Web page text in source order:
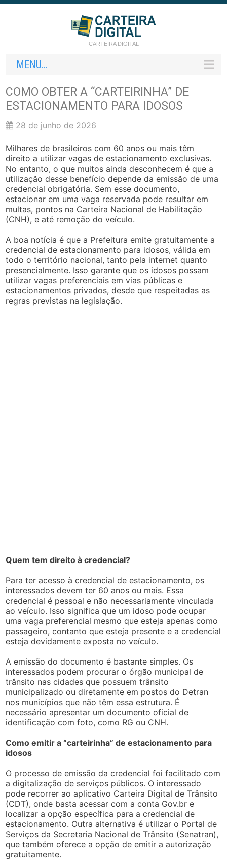
CARTEIRA DIGITAL
MENU...
COMO OBTER A “CARTEIRINHA” DE
ESTACIONAMENTO PARA IDOSOS
28 de junho de 2026
Milhares de brasileiros com 60 anos ou mais têm
direito a utilizar vagas de estacionamento exclusivas.
No entanto, o que muitos ainda desconhecem é que a
utilização desse benefício depende da emissão de uma
credencial obrigatória. Sem esse documento,
estacionar em uma vaga reservada pode resultar em
multas, pontos na Carteira Nacional de Habilitação
(CNH), e até remoção do veículo.
A boa notícia é que a Prefeitura emite gratuitamente a
credencial de estacionamento para idosos, válida em
todo o território nacional, tanto pela internet quanto
presencialmente. Isso garante que os idosos possam
utilizar vagas preferenciais em vias públicas e
estacionamentos privados, desde que respeitadas as
regras previstas na legislação.
Quem tem direito à credencial?
Para ter acesso à credencial de estacionamento, os
interessados devem ter 60 anos ou mais. Essa
credencial é pessoal e não necessariamente vinculada
ao veículo. Isso significa que um idoso pode ocupar
uma vaga preferencial mesmo que esteja apenas como
passageiro, contanto que esteja presente e a credencial
esteja devidamente exposta no veículo.
A emissão do documento é bastante simples. Os
interessados podem procurar o órgão municipal de
trânsito nas cidades que possuem trânsito
municipalizado ou diretamente em postos do Detran
nos municípios que não têm essa estrutura. É
necessário apresentar um documento oficial de
identificação com foto, como RG ou CNH.
Como emitir a “carteirinha” de estacionamento para
idosos
O processo de emissão da credencial foi facilitado com
a digitalização de serviços públicos. O interessado
pode recorrer ao aplicativo Carteira Digital de Trânsito
(CDT), onde basta acessar com a conta Gov.br e
localizar a opção específica para a credencial de
estacionamento. Outra alternativa é utilizar o Portal de
Serviços da Secretaria Nacional de Trânsito (Senatran),
que também oferece a opção de emitir a autorização
gratuitamente.